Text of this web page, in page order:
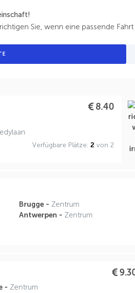
Sie, wenn eine passende
8.40
Verfügbare Plätze: 2 von 2
Brugge - Zentrum
Antwerpen - Zentrum
- Zentrum